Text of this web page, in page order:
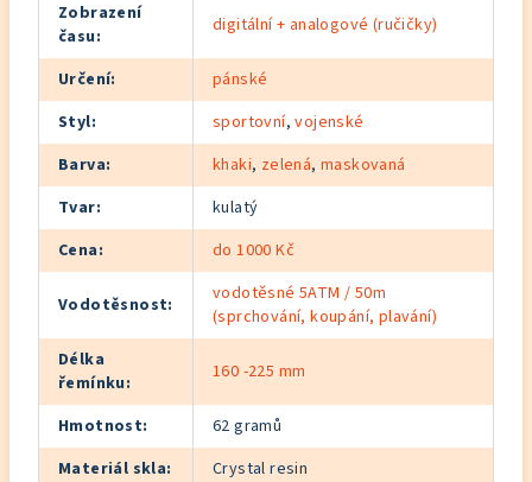
Zobrazení
času: digitální + analogové (ručičky)
Určení:
pánské
Styl: sportovní,vojenské
Barva: khaki, zelená,maskovaná
Tvar:
kulatý
Cena: do 1000 Kč
Vodotěsnost:
vodotěsné 5ATM / 50m
(sprchování, koupání, plavání)
Délka
řemínku: 160 -225 mm
Hmotnost:
62 gramů
Materiál skla:
Crystal resin